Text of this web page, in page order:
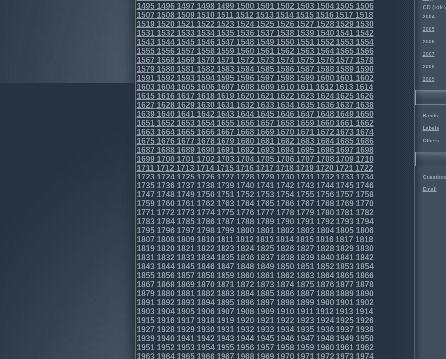
149514961497 14981499150015011502 1503150415051506
1507 15081509151015111512 15131514151515161517 1518
1519152015211522 15231524152515261527 152815291530
15311532 15331534153515361537 15381539154015411542
15431544154515461547 15481549155015511552 15531554
155515561557 15581559156015611562 1563156415651566
1567 15681569157015711572 15731574157515761577 1578
1579158015811582 15831584158515861587 158815891590
15911592 15931594159515961597 15981599160016011602
16031604160516061607 16081609161016111612 16131614
161516161617 16181619162016211622 1623162416251626
1627 16281629163016311632 16331634163516361637 1638
1639164016411642 16431644164516461647 164816491650
16511652 16531654165516561657 16581659166016611662
16631664166516661667 16681669167016711672 16731674
167516761677 16781679168016811682 1683168416851686
1687 16881689169016911692 16931694169516961697 1698
1699170017011702 17031704170517061707 170817091710
17111712 17131714171517161717 17181719172017211722
17231724172517261727 17281729173017311732 17331734
173517361737 17381739174017411742 1743174417451746
1747 17481749175017511752 17531754175517561757 1758
1759176017611762 17631764176517661767 176817691770
17711772 17731774177517761777 17781779178017811782
17831784178517861787 17881789179017911792 17931794
179517961797 17981799180018011802 1803180418051806
1807 18081809181018111812 18131814181518161817 1818
1819182018211822 18231824182518261827 182818291830
18311832 18331834183518361837 18381839184018411842
18431844184518461847 18481849185018511852 18531854
185518561857 18581859186018611862 1863186418651866
1867 18681869187018711872 18731874187518761877 1878
1879188018811882 18831884188518861887 188818891890
18911892 18931894189518961897 18981899190019011902
19031904190519061907 19081909191019111912 19131914
191519161917 19181919192019211922 1923192419251926
1927 19281929193019311932 19331934193519361937 1938
1939194019411942 19431944194519461947 194819491950
19511952 19531954195519561957 19581959196019611962
19631964196519661967 19681969197019711972 19731974
CD (rok
2004
2005
2006
2007
2008
2009
Bands
Labels
Others
Email